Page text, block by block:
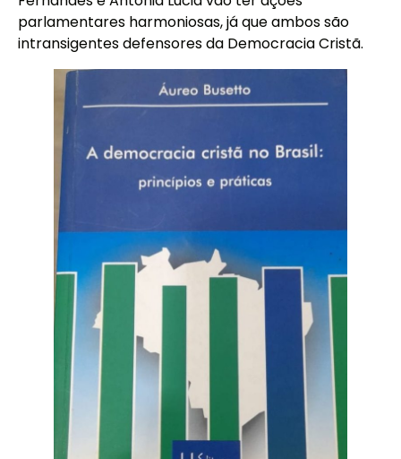
parlamentares harmoniosas, já que ambos são
intransigentes defensores da Democracia Cristã.